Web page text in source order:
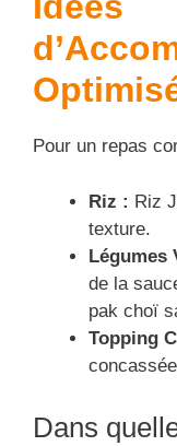
Pour un repas
Riz : Riz
texture.
Légumes
de la
pak choï
Topping
Dans